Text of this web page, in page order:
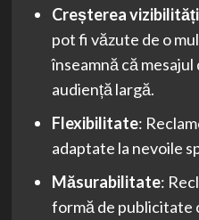
Creșterea
pot fi văzute de o
înseamnă că
audiență largă.
Flexibilitate:
adaptate la nevoile
Măsurabilitate:
formă de publicitate